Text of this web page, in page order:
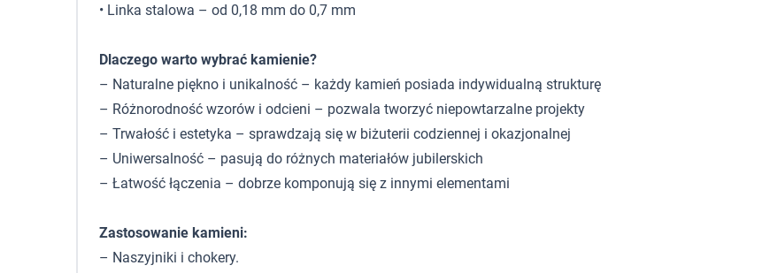
• Linka stalowa – od 0,18 mm do 0,7 mm
Dlaczego warto wybrać kamienie?
– Naturalne piękno i unikalność – każdy kamień posiada indywidualną strukturę
– Różnorodność wzorów i odcieni – pozwala tworzyć niepowtarzalne projekty
– Trwałość i estetyka – sprawdzają się w biżuterii codziennej i okazjonalnej
– Uniwersalność – pasują do różnych materiałów jubilerskich
– Łatwość łączenia – dobrze komponują się z innymi elementami
Zastosowanie kamieni:
– Naszyjniki i chokery.